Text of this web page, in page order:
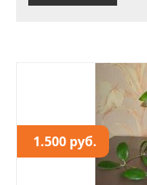
1.500 руб.